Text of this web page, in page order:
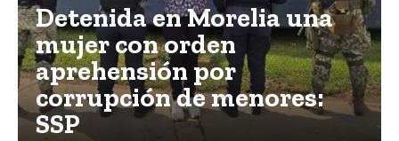
Detenida en Morelia una
mujer con orden
aprehensión por
corrupción de menores:
SSP